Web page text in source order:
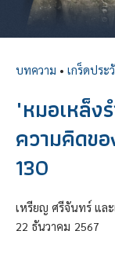
บทความ • เกร็ดประ
"หมอเหล็
ความคิดข
130
เหรียญ ศรีจันทร์ แล
22 ธันวาคม 2567